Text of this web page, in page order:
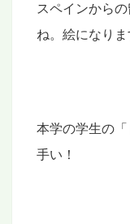
スペインから
ね。絵になりま
本学の学生の
手い！